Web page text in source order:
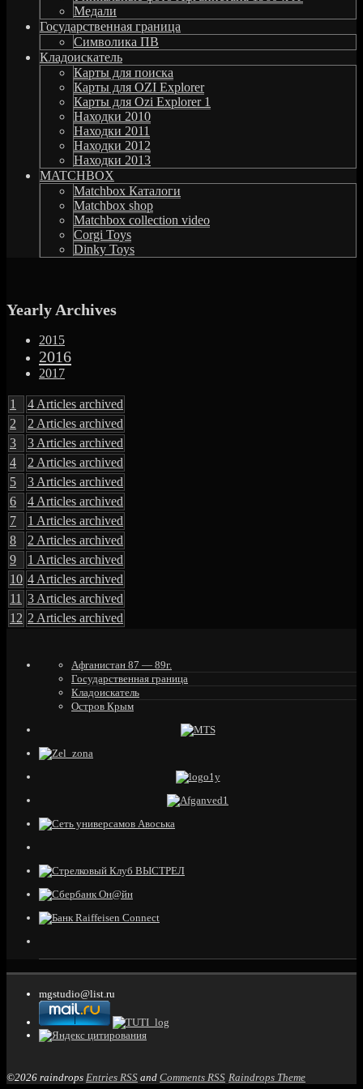
Медали
Государственная граница
Символика ПВ
Кладоискатель
Карты для поиска
Карты для OZI Explorer
Карты для Ozi Explorer 1
Находки 2010
Находки 2011
Находки 2012
Находки 2013
MATCHBOX
Matchbox Каталоги
Matchbox shop
Matchbox collection video
Corgi Toys
Dinky Toys
Yearly Archives
Link
to
Year
Archives
2015
Link
to
Year
Archives
2016
Link
Year
Archives
2017
1
4 Articles archived
2
2 Articles archived
3
3 Articles archived
4
2 Articles archived
5
3 Articles archived
6
4 Articles archived
7
1 Articles archived
8
2 Articles archived
9
1 Articles archived
10 4 Articles archived
11 3 Articles archived
12 2 Articles archived
Афганистан 87 — 89г.
Государственная граница
Кладоискатель
Остров Крым
mgstudio@list.ru
©2026 raindrops Entries RSS and Comments RSS Raindrops Theme